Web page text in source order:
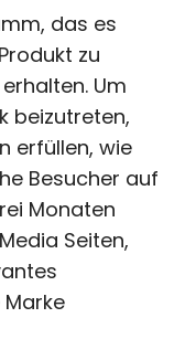
das es
zu
Um
beizutreten,
erfüllen, wie
Besucher auf
Monaten
Seiten,